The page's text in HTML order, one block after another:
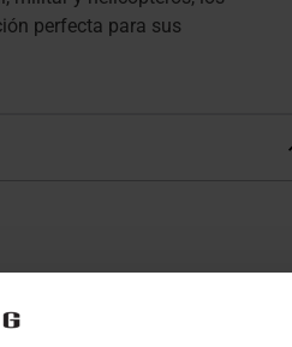
perfecta para sus